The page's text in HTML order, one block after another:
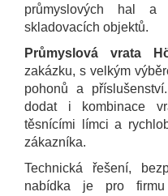
průmyslových hal a
skladovacích objektů.
Průmyslová vrata
zakázku, s velkým
pohonů a
dodat i kombinace
těsnícími límci a
zákazníka.
Technická řešení,
nabídka je pro firmu